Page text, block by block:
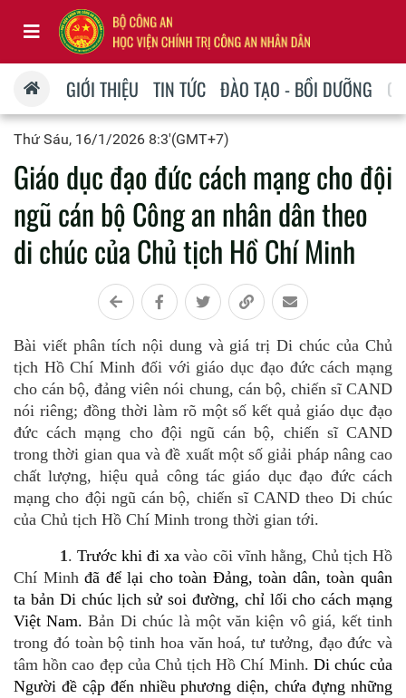
GIỚI THIỆU TIN TỨC ĐÀO TẠO - BỒI DƯỠNG
Thứ Sáu, 16/1/2026 8:3'(GMT+7)
Giáo dục đạo đức cách mạng cho đội
ngũ cán bộ Công an nhân dân theo
di chúc của Chủ tịch Hồ Chí Minh
Bài viết phân tích nội dung và giá trị Di chúc của Chủ
tịch Hồ Chí Minh đối với giáo dục đạo đức cách mạng
cho cán bộ, đảng viên nói chung, cán bộ, chiến sĩ CAND
nói riêng; đồng thời làm rõ một số kết quả giáo dục đạo
đức cách mạng cho đội ngũ cán bộ, chiến sĩ CAND
trong thời gian qua và đề xuất một số giải pháp nâng cao
chất lượng, hiệu quả công tác giáo dục đạo đức cách
mạng cho đội ngũ cán bộ, chiến sĩ CAND theo Di chúc
của Chủ tịch Hồ Chí Minh trong thời gian tới.
1.Trước khi đi xa vào cõi vĩnh hằng, Chủ tịch Hồ
Chí Minhđã để lại cho toàn Đảng, toàn dân, toàn quân
ta bản Di chúc lịch sử soi đường, chỉ lối cho cách mạng
Việt Nam.Bản Di chúc là một văn kiện vô giá, kết tinh
trong đó toàn bộ tinh hoa văn hoá, tư tưởng, đạo đức và
tâm hồn cao đẹp của Chủ tịch Hồ Chí Minh. Di chúc của
Người đề cập đến nhiều phương diện, chứa đựng những